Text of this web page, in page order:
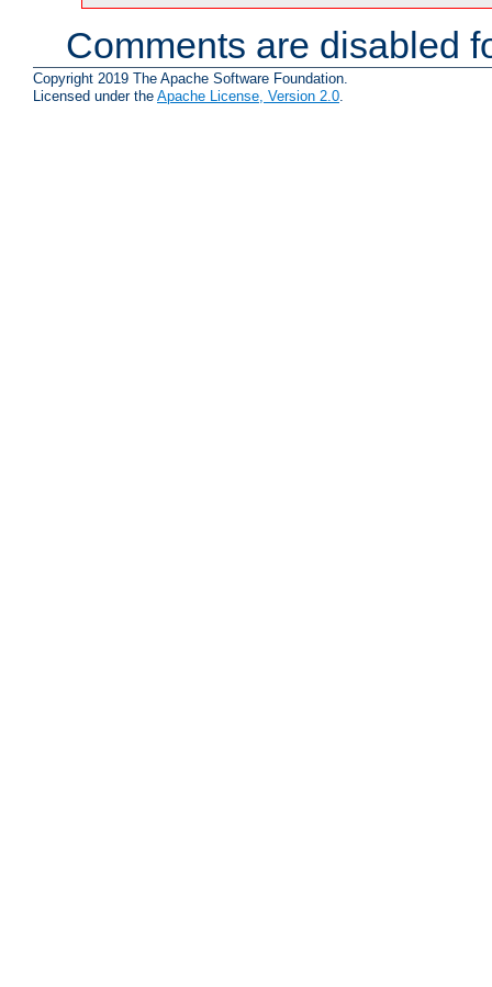
Comments are disabled
Copyright 2019 The Apache Software Foundation.
Licensed under the Apache License, Version 2.0.